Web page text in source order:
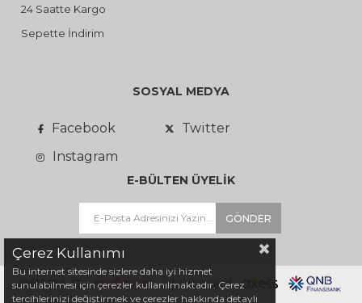
24 Saatte Kargo
Sepette İndirim
SOSYAL MEDYA
Facebook
Twitter
Instagram
E-BÜLTEN ÜYELİK
GÖNDER
Çerez Kullanımı
Bu internet sitesinde sizlere daha iyi hizmet
sunulabilmesi için çerezler kullanılmaktadır. Çerez
tercihlerinizi değiştirmek ve çerezler hakkında detaylı